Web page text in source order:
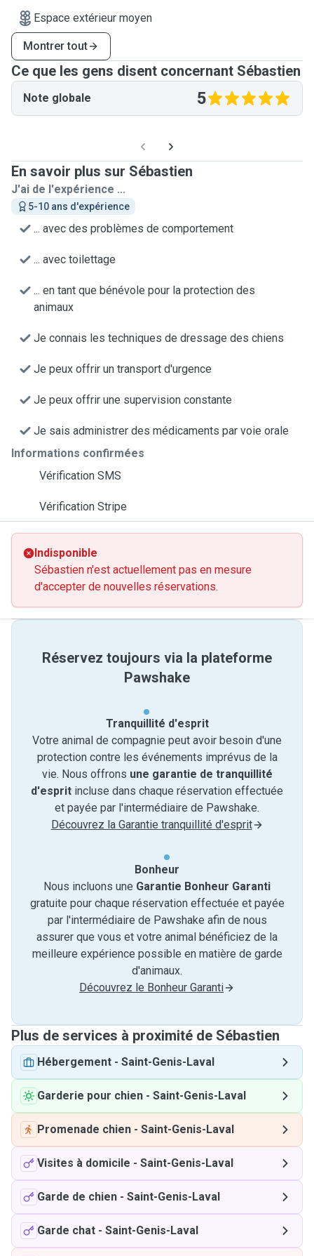
Espace extérieur moyen
Montrer tout
Ce que les gens disent concernant Sébastien
Note globale 5
En savoir plus sur Sébastien
J'ai de l'expérience ...
5-10 ans d'expérience
... avec des problèmes de comportement
... avec toilettage
... en tant que bénévole pour la protection des
animaux
Je connais les techniques de dressage des chiens
Je peux offrir un transport d'urgence
Je peux offrir une supervision constante
Je sais administrer des médicaments par voie orale
Informations confirmées
Vérification SMS
Vérification Stripe
Indisponible
Sébastien n'est actuellement pas en mesure
d'accepter de nouvelles réservations.
Réservez toujours via la plateforme
Pawshake
Tranquillité d'esprit
Votre animal de compagnie peut avoir besoin d'une
protection contre les événements imprévus de la
vie. Nous offrons une garantie de tranquillité
d'esprit incluse dans chaque réservation effectuée
et payée par l'intermédiaire de Pawshake.
Découvrez la Garantie tranquillité d'esprit
Bonheur
Nous incluons une Garantie Bonheur Garanti
gratuite pour chaque réservation effectuée et payée
par l'intermédiaire de Pawshake afin de nous
assurer que vous et votre animal bénéficiez de la
meilleure expérience possible en matière de garde
d'animaux.
Découvrez le Bonheur Garanti
Plus de services à proximité de Sébastien
Hébergement - Saint-Genis-Laval
Garderie pour chien - Saint-Genis-Laval
Promenade chien - Saint-Genis-Laval
Visites à domicile - Saint-Genis-Laval
Garde de chien - Saint-Genis-Laval
Garde chat - Saint-Genis-Laval